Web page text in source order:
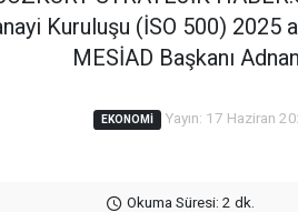
Kuruluşu (İSO 500) 2025
MESİAD Başkanı
EKONOMI Yayın: 17 Haziran
Okuma Süresi: 2 dk.